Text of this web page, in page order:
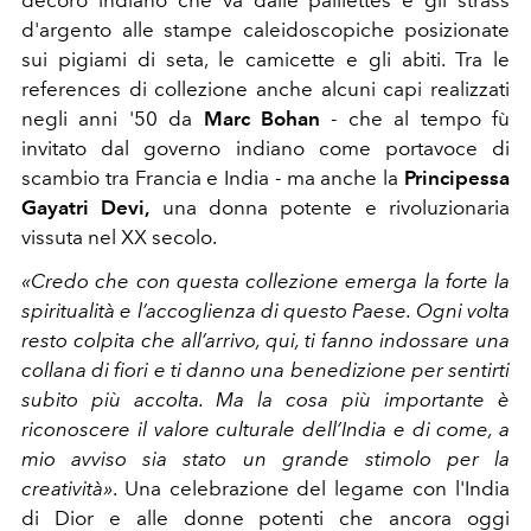
d'argento alle stampe caleidoscopiche posizionate
sui pigiami di seta, le camicette e gli abiti. Tra le
references di collezione anche alcuni capi realizzati
negli anni '50 da Marc Bohan - che al tempo fù
invitato dal governo indiano come portavoce di
scambio tra Francia e India - ma anche la Principessa
Gayatri Devi, una donna potente e rivoluzionaria
vissuta nel XX secolo.
«Credo che con questa collezione emerga la forte la
spiritualità e l’accoglienza di questo Paese. Ogni volta
resto colpita che all’arrivo, qui, ti fanno indossare una
collana di fiori e ti danno una benedizione per sentirti
subito più accolta. Ma la cosa più importante è
riconoscere il valore culturale dell’India e di come, a
mio avviso sia stato un grande stimolo per la
creatività». Una celebrazione del legame con l'India
di Dior e alle donne potenti che ancora oggi